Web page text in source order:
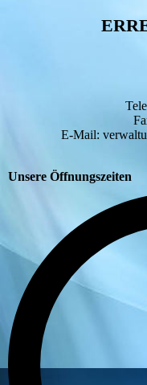
E-Mail:
Unsere Öffnungszeiten